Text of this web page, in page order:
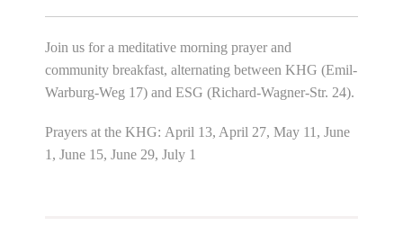
Join us for a meditative morning prayer and
community breakfast, alternating between KHG (Emil-
Warburg-Weg 17) and ESG (Richard-Wagner-Str. 24).
Prayers at the KHG: April 13, April 27, May 11, June
1, June 15, June 29, July 1